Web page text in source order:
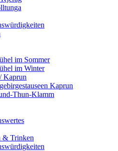
im Sommer
im Winter
Kaprun
Kaprun
Thun-Klamm
& Trinken